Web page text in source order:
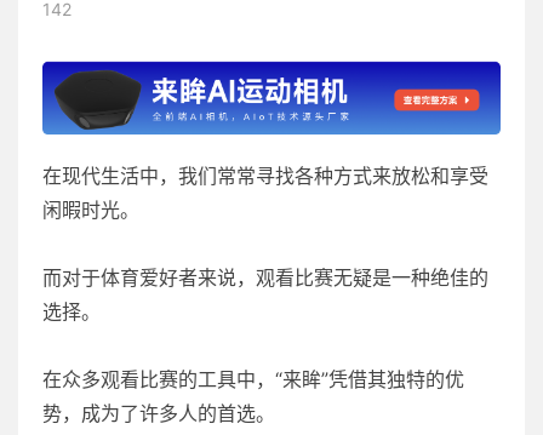
142
在现代生活中，我们常常寻找各种方式来放松和享受
闲暇时光。
而对于体育爱好者来说，观看比赛无疑是一种绝佳的
选择。
在众多观看比赛的工具中，“来眸”凭借其独特的优
势，成为了许多人的首选。